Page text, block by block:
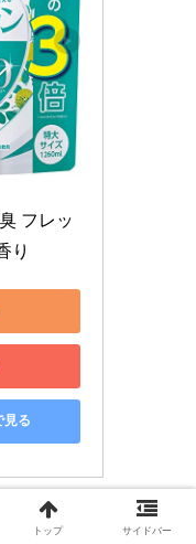
フレッ
り
見る
トップ サイドバー